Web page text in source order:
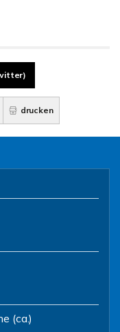
drucken
(ca.)